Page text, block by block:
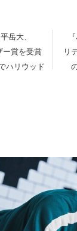
岳大、
ー賞を受賞
ハリウッド
リ